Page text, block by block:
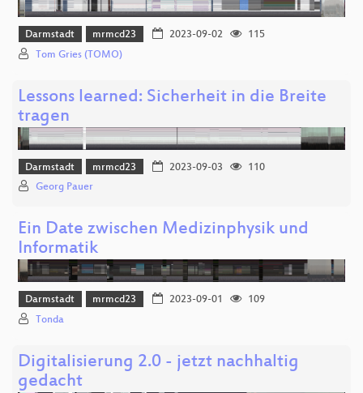
Darmstadt mrmcd23 2023-09-02
115
Tom Gries (TOMO)
Lessons learned: Sicherheit in die Breite
tragen
Darmstadt mrmcd23 2023-09-03
110
Georg Pauer
Ein Date zwischen Medizinphysik und
Informatik
Darmstadt mrmcd23 2023-09-01
109
Tonda
Digitalisierung 2.0 - jetzt nachhaltig
gedacht